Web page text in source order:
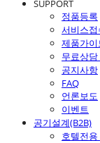
SUPPORT
정품등록
서비스접
제품가이
무료상
공지사항
FAQ
언론보도
이벤트
공기설계(B2B)
호텔전용